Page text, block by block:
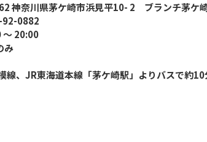
神奈川県茅ケ崎市浜見平10- 2　ブランチ茅ケ
92-0882
～ 20:00
み
線、JR東海道本線「茅ケ崎駅」よりバスで約10